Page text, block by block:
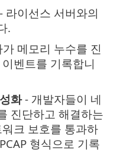
라이선스 서버와의
.
메모리 누수를 진
벤트를 기록합니
화- 개발자들이 네
진단하고 해결하는
크 보호를 통과하
형식으로 기록